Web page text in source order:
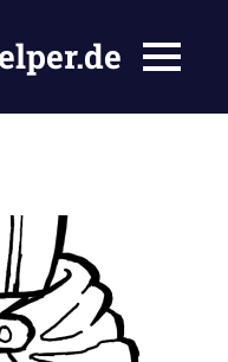
MENÜ